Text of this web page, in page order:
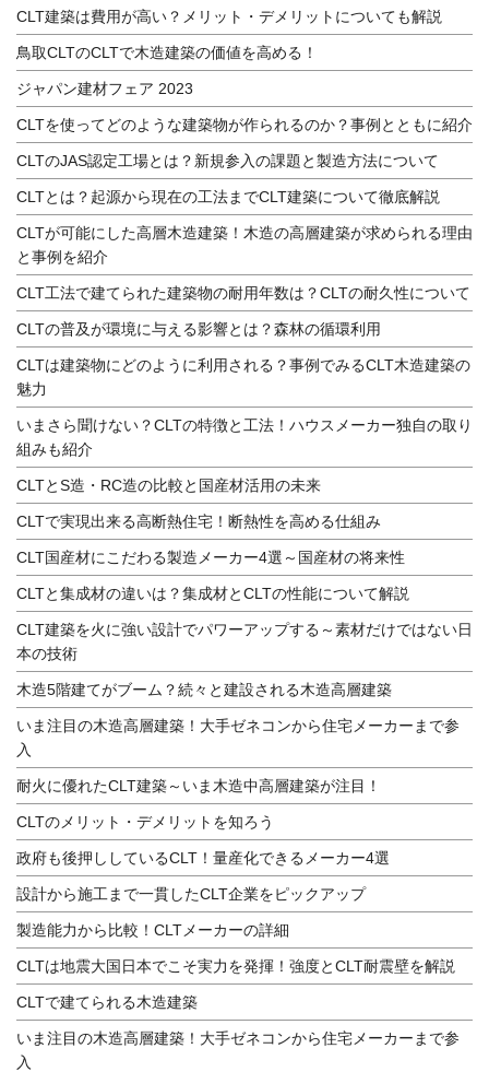
CLT建築は費用が高い？メリット・デメリットについても解説
鳥取CLTのCLTで木造建築の価値を高める！
ジャパン建材フェア 2023
CLTを使ってどのような建築物が作られるのか？事例とともに紹介
CLTのJAS認定工場とは？新規参入の課題と製造方法について
CLTとは？起源から現在の工法までCLT建築について徹底解説
CLTが可能にした高層木造建築！木造の高層建築が求められる理由
と事例を紹介
CLT工法で建てられた建築物の耐用年数は？CLTの耐久性について
CLTの普及が環境に与える影響とは？森林の循環利用
CLTは建築物にどのように利用される？事例でみるCLT木造建築の
魅力
いまさら聞けない？CLTの特徴と工法！ハウスメーカー独自の取り
組みも紹介
CLTとS造・RC造の比較と国産材活用の未来
CLTで実現出来る高断熱住宅！断熱性を高める仕組み
CLT国産材にこだわる製造メーカー4選～国産材の将来性
CLTと集成材の違いは？集成材とCLTの性能について解説
CLT建築を火に強い設計でパワーアップする～素材だけではない日
本の技術
木造5階建てがブーム？続々と建設される木造高層建築
いま注目の木造高層建築！大手ゼネコンから住宅メーカーまで参
入
耐火に優れたCLT建築～いま木造中高層建築が注目！
CLTのメリット・デメリットを知ろう
政府も後押ししているCLT！量産化できるメーカー4選
設計から施工まで一貫したCLT企業をピックアップ
製造能力から比較！CLTメーカーの詳細
CLTは地震大国日本でこそ実力を発揮！強度とCLT耐震壁を解説
CLTで建てられる木造建築
いま注目の木造高層建築！大手ゼネコンから住宅メーカーまで参
入